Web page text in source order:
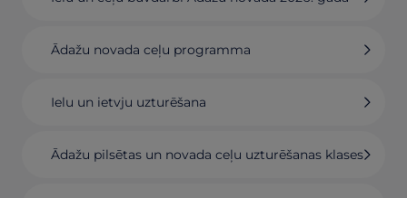
Ādažu novada ceļu programma
Ielu un ietvju uzturēšana
Ādažu pilsētas un novada ceļu uzturēšanas klases